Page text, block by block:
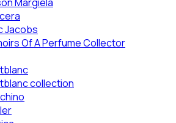
Jacobs
Of A Perfume Collector
collection